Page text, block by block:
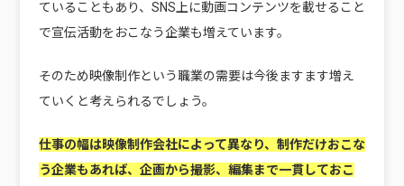
ていることもあり、SNS上に動画コンテンツを載せること
で宣伝活動をおこなう企業も増えています。
そのため映像制作という職業の需要は今後ますます増え
ていくと考えられるでしょう。
仕事の幅は映像制作会社によって異なり、制作だけおこな
う企業もあれば、企画から撮影、編集まで一貫しておこ